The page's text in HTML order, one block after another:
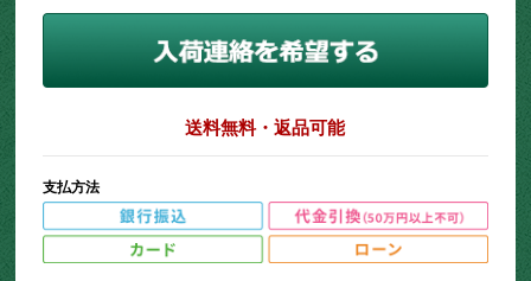
送料無料・返品可能
支払方法